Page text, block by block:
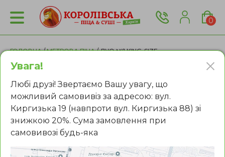
0
ГОЛОВНА/МЕТРОВА ПІЦА/ ДУО №1 KING-SIZE
Увага!
Любi друзi! Звертаємо Вашу увагу, що
можливий самовивiз за адресою: вул.
Киргизька 19 (навпроти вул. Киргизька 88) зi
знижкою 20%. Сума замовлення при
самовивозi будь-яка